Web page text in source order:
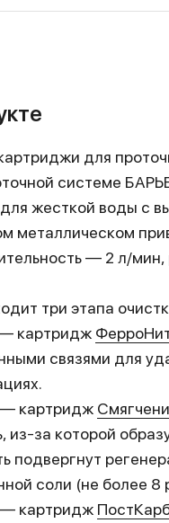
для
системе
жесткой воды с
металлическом
— 2 л/
три этапа
— картридж
связями для
— картридж
из-за которой
подвергнут
соли (не более 8
— картридж